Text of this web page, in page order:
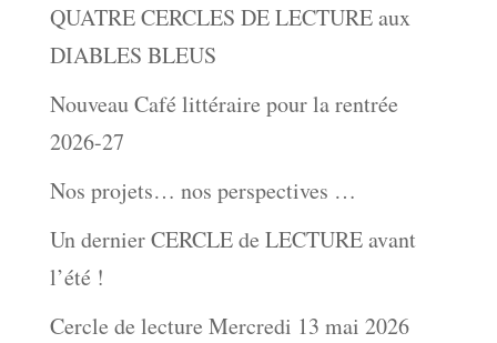
QUATRE CERCLES DE LECTURE aux
DIABLES BLEUS
Nouveau Café littéraire pour la rentrée
2026-27
Nos projets… nos perspectives …
Un dernier CERCLE de LECTURE avant
l’été !
Cercle de lecture Mercredi 13 mai 2026